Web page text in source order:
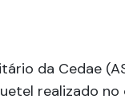
da Cedae
realizado no